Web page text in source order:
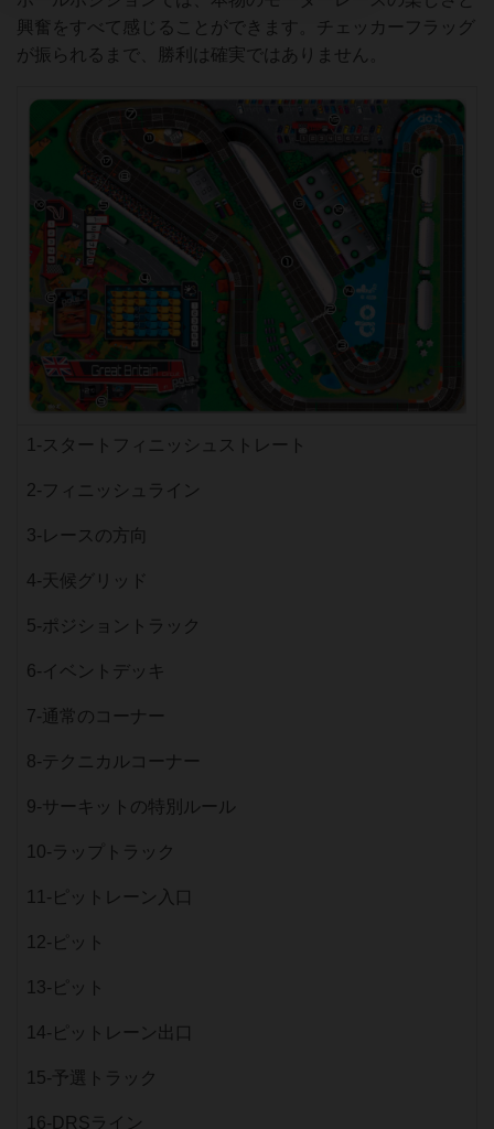
興奮をすべて感じることができます。チェッカーフラッグ
が振られるまで、勝利は確実ではありません。
1-スタートフィニッシュストレート
2-フィニッシュライン
3-レースの方向
4-天候グリッド
5-ポジショントラック
6-イベントデッキ
7-通常のコーナー
8-テクニカルコーナー
9-サーキットの特別ルール
10-ラップトラック
11-ピットレーン入口
12-ピット
13-ピット
14-ピットレーン出口
15-予選トラック
16-DRSライン